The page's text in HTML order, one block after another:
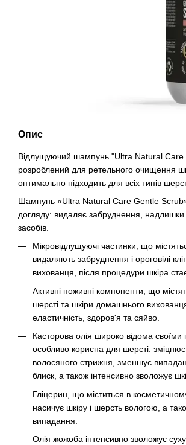
Опис
Відлущуючий шампунь "Ultra Natural Care
розроблений для ретельного очищення
оптимально підходить для всіх типів
Шампунь «Ultra Natural Care Gentle
догляду: видаляє забруднення,
засобів.
Мікровідлущуючі частинки, що
видаляють забруднення і ороговілі
вихованця, після процедури шкіра
Активні поживні компоненти, що
шерсті та шкіри домашнього
еластичність, здоров'я та сяйво.
Касторова олія широко відома
особливо корисна для шерсті:
волосяного стрижня, зменшує
блиск, а також інтенсивно зволожує
Гліцерин, що міститься в
насичує шкіру і шерсть вологою, а
випадання.
Олія жожоба інтенсивно зволожує